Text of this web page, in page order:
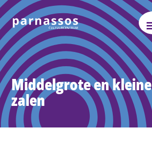
Middelgrote en kleine
zalen